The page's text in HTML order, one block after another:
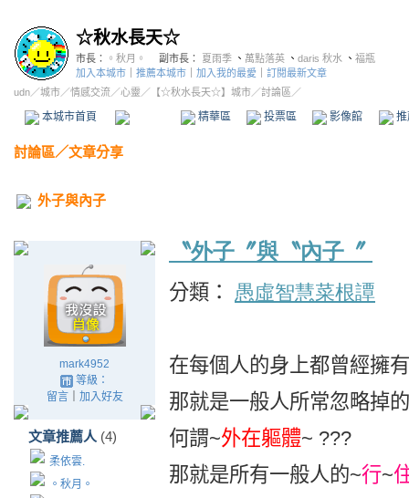
☆秋水長天☆
市長： 。秋月。 副市長： 夏雨季 、 萬點落英 、 daris 秋水 、 福瓶
加入本城市
推薦本城市 加入我的最愛
訂閱最新文章
udn／城市／情感交流／心靈 ／ 【☆秋水長天☆】城市／討論區／
本城市首頁 精華區 投票區 影像館
討論區／文章分享
外子與內子
mark4952
等級：
留言｜ 加入好友
文章推薦人 (4)
柔依雲.
。秋月。
〝外子〞與〝內子〞
分類： 愚虛智慧菜根譚
在每個人的身上都曾經擁
那就是一般人所常忽略掉的
何謂~外在軀體~ ???
那就是所有一般人的~行~